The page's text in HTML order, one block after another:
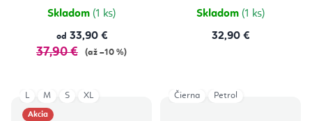
Skladom (1 ks)
od 33,90 €
37,90 € (až –10 %)
Skladom (1 ks)
32,90 €
Akcia
L M S XL Čierna Petrol